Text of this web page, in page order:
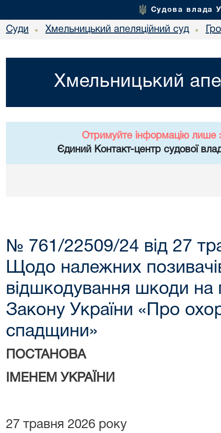
Судова влада
Суди • Хмельницький апеляційний суд •
Хмельницький
Отримуйте інформацію лише
Єдиний Контакт-центр судової
№ 761/22509/24 від 27
Щодо належних
відшкодування шкоди на
Закону України «Про
спадщини»
ПОСТАНОВА
ІМЕНЕМ УКРАЇНИ
27 травня 2026 року